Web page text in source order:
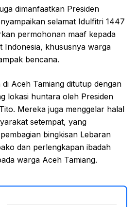
dimanfaatkan Presiden
selamat Idulfitri 1447
permohonan maaf kepada
Indonesia, khususnya warga
bencana.
di Aceh Tamiang ditutup dengan
lokasi huntara oleh Presiden
Mereka juga menggelar halal
setempat, yang
bingkisan Lebaran
dan perlengkapan ibadah
warga Aceh Tamiang.